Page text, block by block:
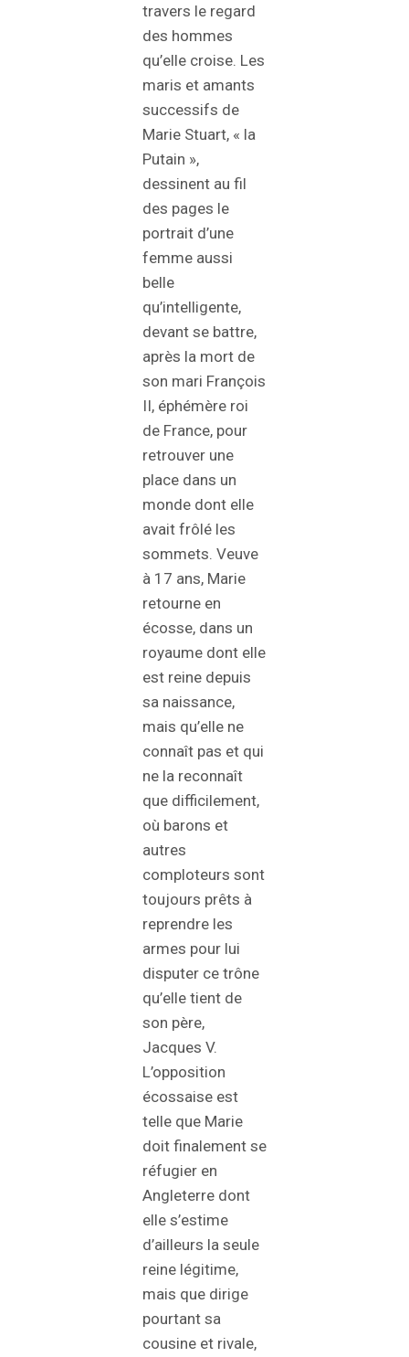
travers le regard
des hommes
qu’elle croise. Les
maris et amants
successifs de
Marie Stuart, « la
Putain »,
dessinent au fil
des pages le
portrait d’une
femme aussi
belle
qu’intelligente,
devant se battre,
après la mort de
son mari François
II, éphémère roi
de France, pour
retrouver une
place dans un
monde dont elle
avait frôlé les
sommets. Veuve
à 17 ans, Marie
retourne en
écosse, dans un
royaume dont elle
est reine depuis
sa naissance,
mais qu’elle ne
connaît pas et qui
ne la reconnaît
que difficilement,
où barons et
autres
comploteurs sont
toujours prêts à
reprendre les
armes pour lui
disputer ce trône
qu’elle tient de
son père,
Jacques V.
L’opposition
écossaise est
telle que Marie
doit finalement se
réfugier en
Angleterre dont
elle s’estime
d’ailleurs la seule
reine légitime,
mais que dirige
pourtant sa
cousine et rivale,